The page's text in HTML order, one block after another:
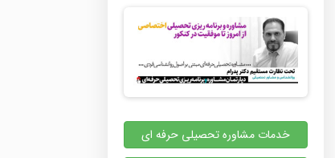
خدمات مشاوره تحصیلی حرفه ای